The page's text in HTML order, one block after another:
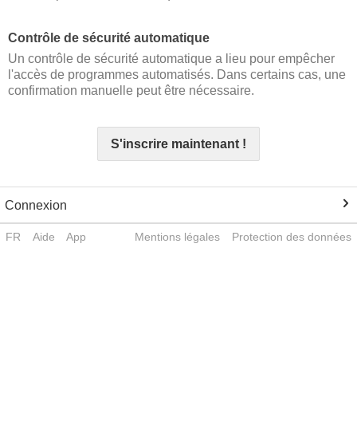
Contrôle de sécurité automatique
Un contrôle de sécurité automatique a lieu pour empêcher
l'accès de programmes automatisés. Dans certains cas, une
confirmation manuelle peut être nécessaire.
S'inscrire maintenant !
Connexion
FR Aide App Mentions légales Protection des données